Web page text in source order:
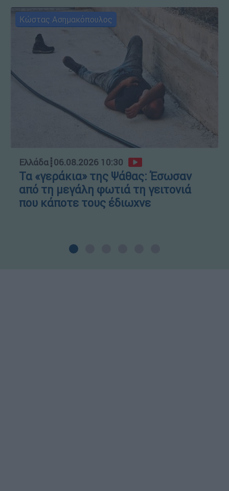
Κώστας Ασημακόπουλος
Ελλάδα┋06.08.2026 10:30
Τα «γεράκια» της Ψάθας: Έσωσαν
από τη μεγάλη φωτιά τη γειτονιά
που κάποτε τους έδιωχνε